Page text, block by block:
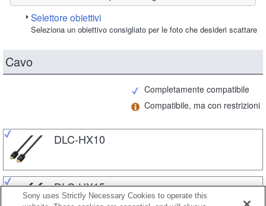
Selettore obiettivi
Seleziona un obiettivo consigliato per le foto che desideri scattare
Cavo
Completamente compatibile
Compatibile, ma con restrizioni
DLC-HX10
DLC-HX15
Sony uses Strictly Necessary Cookies to operate this